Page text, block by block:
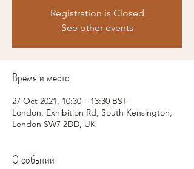
Registration is Closed
See other events
Время и место
27 Oct 2021, 10:30 – 13:30 BST
London, Exhibition Rd, South Kensington,
London SW7 2DD, UK
О событии